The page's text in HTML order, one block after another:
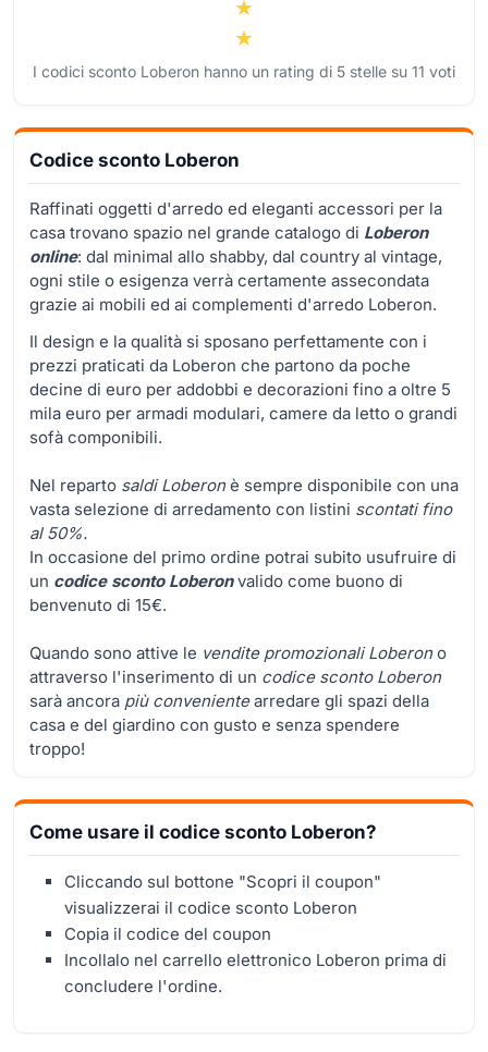
I codici sconto Loberon hanno un rating di 5 stelle su 11 voti
Codice sconto Loberon
Raffinati oggetti d'arredo ed eleganti accessori per la
casa trovano spazio nel grande catalogo di Loberon
online: dal minimal allo shabby, dal country al vintage,
ogni stile o esigenza verrà certamente assecondata
grazie ai mobili ed ai complementi d'arredo Loberon.
Il design e la qualità si sposano perfettamente con i
prezzi praticati da Loberon che partono da poche
decine di euro per addobbi e decorazioni fino a oltre 5
mila euro per armadi modulari, camere da letto o grandi
sofà componibili.
Nel reparto saldi Loberonè sempre disponibile con una
vasta selezione di arredamento con listini scontati fino
al 50%.
In occasione del primo ordine potrai subito usufruire di
un codice sconto Loberonvalido come buono di
benvenuto di 15€.
Quando sono attive le vendite promozionali Loberono
attraverso l'inserimento di un codice sconto Loberon
sarà ancora più convenientearredare gli spazi della
casa e del giardino con gusto e senza spendere
troppo!
Come usare il codice sconto Loberon?
Cliccando sul bottone "Scopri il coupon"
visualizzerai il codice sconto Loberon
Copia il codice del coupon
Incollalo nel carrello elettronico Loberon prima di
concludere l'ordine.